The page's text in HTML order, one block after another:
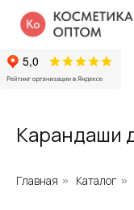
Карандаши
Главная » Каталог »